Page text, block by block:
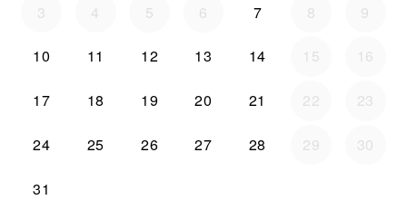
3 4 5 6 7 8 9
10 11 12 13 14 15 16
17 18 19 20 21 22 23
24 25 26 27 28 29 30
31